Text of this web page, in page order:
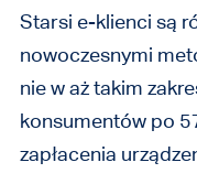
Starsi e-klienci są
nowoczesnymi
nie w aż takim
konsumentów po
zapłacenia